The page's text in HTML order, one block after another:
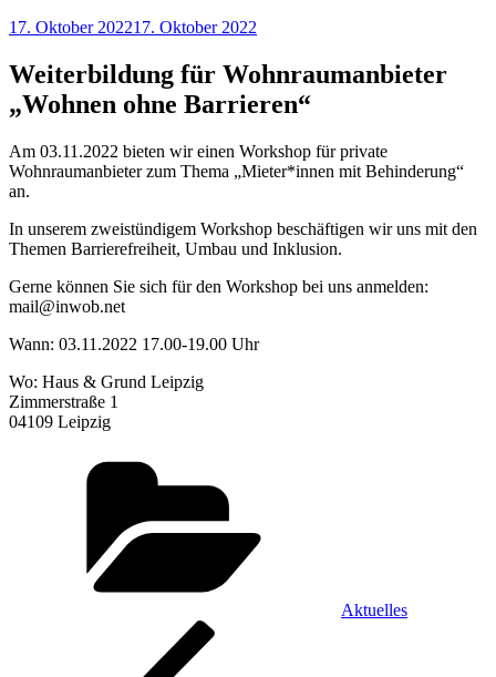
Veröffentlicht
17. Oktober 202217. Oktober 2022
Weiterbildung für Wohnraumanbieter
„Wohnen ohne Barrieren“
Am 03.11.2022 bieten wir einen Workshop für private
Wohnraumanbieter zum Thema „Mieter*innen mit Behinderung“
an.
In unserem zweistündigem Workshop beschäftigen wir uns mit den
Themen Barrierefreiheit, Umbau und Inklusion.
Gerne können Sie sich für den Workshop bei uns anmelden:
mail@inwob.net
Wann: 03.11.2022 17.00-19.00 Uhr
Wo: Haus & Grund Leipzig
Zimmerstraße 1
04109 Leipzig
Aktuelles
Beitragsnavigation